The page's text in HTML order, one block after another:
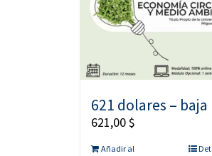
621 dolares – baja
621,00$
Añadir al